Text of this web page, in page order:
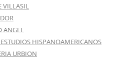
VILLASIL
ANGEL
HISPANOAMERICANOS
URBION